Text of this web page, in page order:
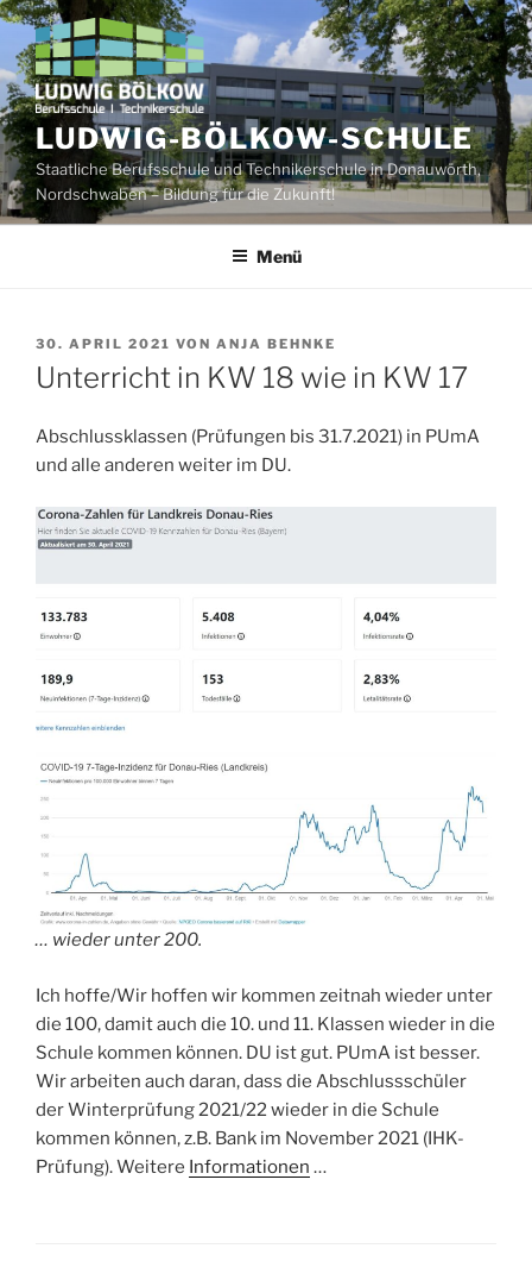
Zum
Inhalt
springen
LUDWIG-BÖLKOW-SCHULE
Staatliche Berufsschule und Technikerschule in Donauwörth,
Nordschwaben – Bildung für die Zukunft!
Menü
VERÖFFENTLICHT
AM
30. APRIL 2021 VON ANJA BEHNKE
Unterricht in KW 18 wie in KW 17
Abschlussklassen (Prüfungen bis 31.7.2021) in PUmA
und alle anderen weiter im DU.
… wieder unter 200.
Ich hoffe/Wir hoffen wir kommen zeitnah wieder unter
die 100, damit auch die 10. und 11. Klassen wieder in die
Schule kommen können. DU ist gut. PUmA ist besser.
Wir arbeiten auch daran, dass die Abschlussschüler
der Winterprüfung 2021/22 wieder in die Schule
kommen können, z.B. Bank im November 2021 (IHK-
Prüfung). Weitere Informationen …